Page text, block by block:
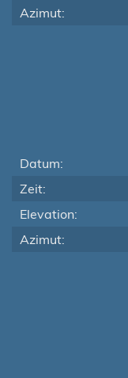
Azimut:
Datum:
Zeit:
Elevation:
Azimut: